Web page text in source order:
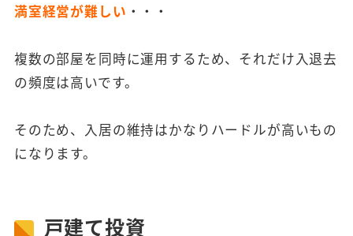
満室経営が難しい ・・・
複数の部屋を同時に運用するため、それだけ入退去
の頻度は高いです。
そのため、入居の維持はかなりハードルが高いもの
になります。
戸建て投資